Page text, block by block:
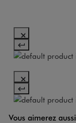
Vous aimerez aussi